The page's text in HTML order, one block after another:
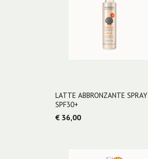
LATTE ABBRONZANTE SPRAY
SPF30+
€ 36,00